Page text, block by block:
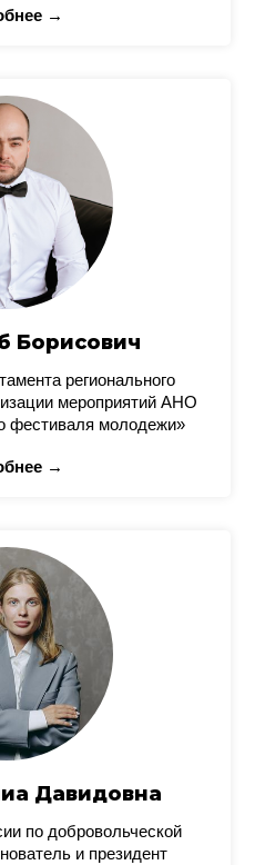
→
Борисович
регионального
мероприятий АНО
фестиваля молодежи»
→
Давидовна
по добровольческой
и президент